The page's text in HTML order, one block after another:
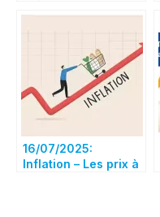
l’UNSA poursuit sa
progression
16/07/2025:
Inflation – Les prix à